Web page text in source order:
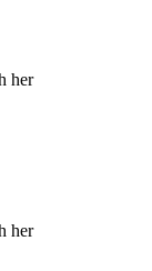
her
her